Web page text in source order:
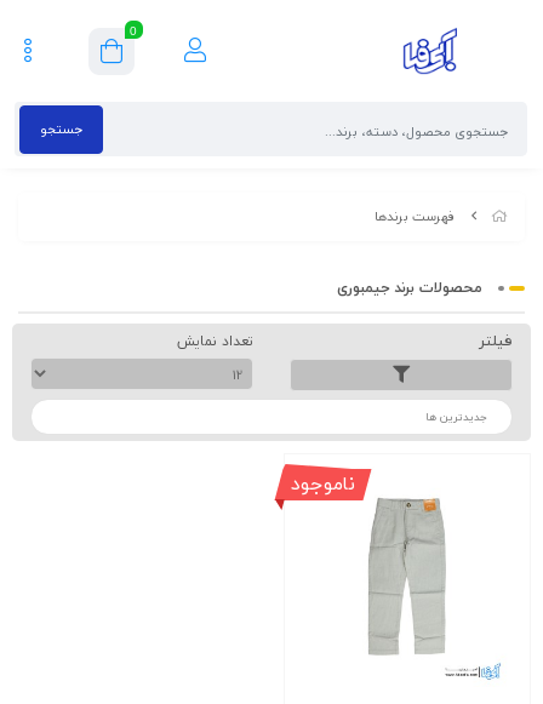
0
جستجو
فهرست برندها
محصولات برند جیمبوری
فیلتر تعداد نمایش
ترتیب
ناموجود